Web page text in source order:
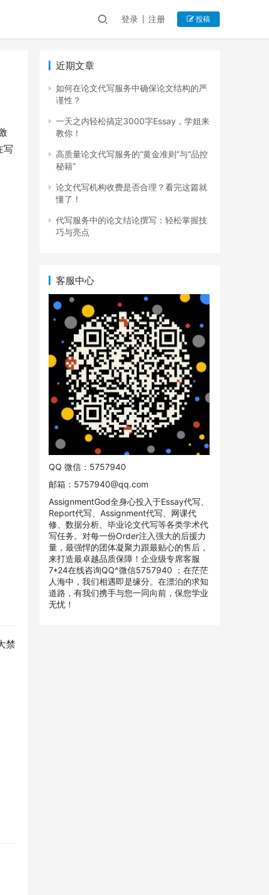
登录 注册 投稿
写
禁
近期文章
如何在论文代写服务中确保论文结构的严
谨性？
一天之内轻松搞定3000字Essay，学姐来
教你！
高质量论文代写服务的“黄金准则”与“品控
秘籍”
论文代写机构收费是否合理？看完这篇就
懂了！
代写服务中的论文结论撰写：轻松掌握技
巧与亮点
客服中心
QQ 微信：5757940
邮箱： 5757940@qq.com
AssignmentGod全身心投入于Essay代写、
Report代写、Assignment代写、网课代
修、数据分析、毕业论文代写等各类学术代
写任务。对每一份Order注入强大的后援力
量，最强悍的团体凝聚力跟最贴心的售后，
来打造最卓越品质保障！企业级专席客服
7*24在线咨询QQ^微信5757940 ；在茫茫
人海中，我们相遇即是缘分。在漂泊的求知
道路，有我们携手与您一同向前，保您学业
无忧！